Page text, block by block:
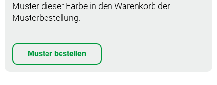
Muster dieser Farbe in den Warenkorb der
Musterbestellung.
Muster bestellen